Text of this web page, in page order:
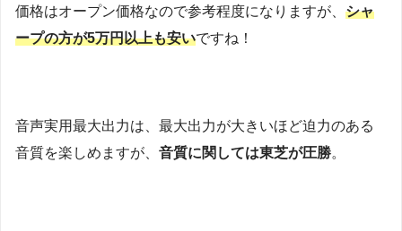
価格はオープン価格なので参考程度になりますが、 シャ
ープの方が5万円以上も安いですね！
音声実用最大出力は、最大出力が大きいほど迫力のある
音質を楽しめますが、 音質に関しては東芝が圧勝。